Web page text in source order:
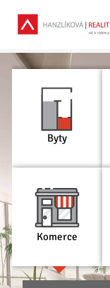
Byty
Komerce